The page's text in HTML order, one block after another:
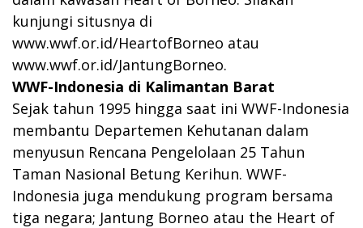
kunjungi situsnya di
www.wwf.or.id/HeartofBorneo atau
www.wwf.or.id/JantungBorneo.
WWF-Indonesia di Kalimantan Barat
Sejak tahun 1995 hingga saat ini WWF-Indonesia
membantu Departemen Kehutanan dalam
menyusun Rencana Pengelolaan 25 Tahun
Taman Nasional Betung Kerihun. WWF-
Indonesia juga mendukung program bersama
tiga negara; Jantung Borneo atau the Heart of